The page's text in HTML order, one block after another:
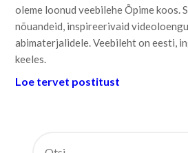
oleme loonud veebilehe Õpime koos.
nõuandeid, inspireerivaid
abimaterjalidele. Veebileht on eesti,
keeles.
Loe tervet postitust